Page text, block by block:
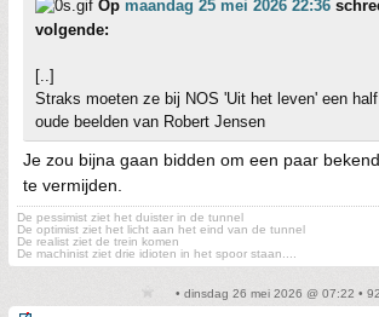
Op maandag 25 mei 2026 22:36
volgende:
[..]
Straks moeten ze bij NOS 'Uit het leven' een
oude beelden van Robert Jensen
Je zou bijna gaan bidden om een paar
te vermijden.
De pessimist ziet het duister in de tunnel
De optimist ziet het licht aan het eind van de tunnel
De realist ziet de trein komen
De machinist ziet drie idioten in het spoor staan....
• dinsdag 26 mei 2026 @ 07:22 • 92